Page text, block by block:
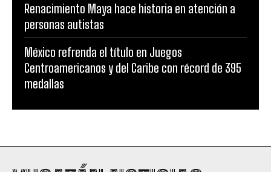
Renacimiento Maya hace historia en atención a
personas autistas
México refrenda el título en Juegos
Centroamericanos y del Caribe con récord de 395
medallas